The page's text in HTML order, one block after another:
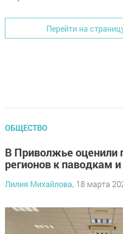
Перейти на
ОБЩЕСТВО
В Приволжье оценили
регионов к паводкам
Лилия Михайлова, 18 марта